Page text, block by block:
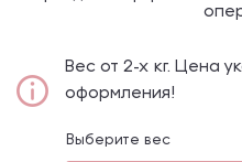
Вес от 2-х кг. Цена
оформления!
Выберите вес